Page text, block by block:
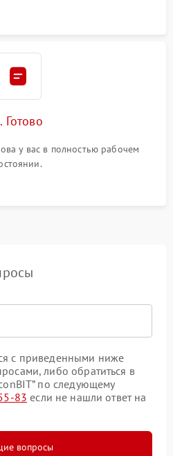
Готово
у вас в полностью рабочем
с приведенными ниже
либо обратиться в
по следующему
83 если не нашли ответ на
вопросы